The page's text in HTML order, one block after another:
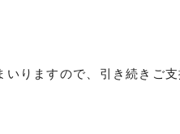
りますので、引き続きご支